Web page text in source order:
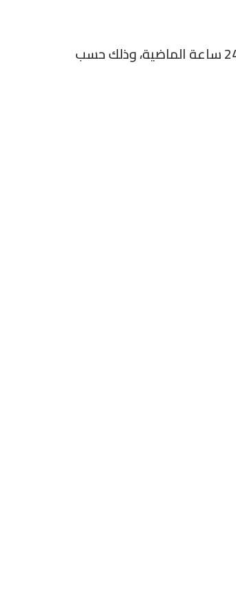
في ما يلي مقاييس التساقطات المطرية المسجلة بالمملكة خلال الـ 24 ساعة الماضية، وذلك حسب